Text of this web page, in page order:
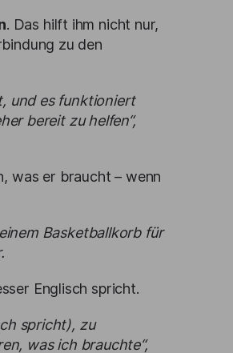
. Das hilft ihm nicht nur,
zu den
und es funktioniert
bereit zu helfen“,
was er braucht – wenn
Basketballkorb für
Englisch spricht.
spricht), zu
was ich brauchte“,